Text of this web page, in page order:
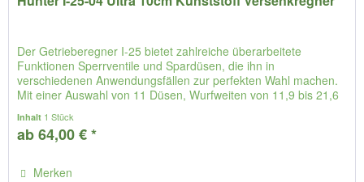
Der Getrieberegner I-25 bietet zahlreiche überarbeitete
Funktionen Sperrventile und Spardüsen, die ihn in
verschiedenen Anwendungsfällen zur perfekten Wahl machen.
Mit einer Auswahl von 11 Düsen, Wurfweiten von 11,9 bis 21,6
Inhalt 1 Stück
ab 64,00 € *
Merken